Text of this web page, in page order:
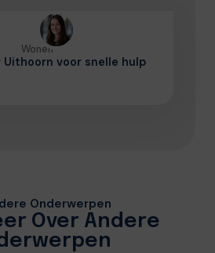
Wonen
Uithoorn voor snelle hulp
Onderwerpen
Over Andere